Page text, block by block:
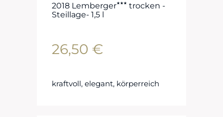
2018 Lemberger★★★ trocken -
Steillage- 1,5 l
26,50 €
kraftvoll, elegant, körperreich